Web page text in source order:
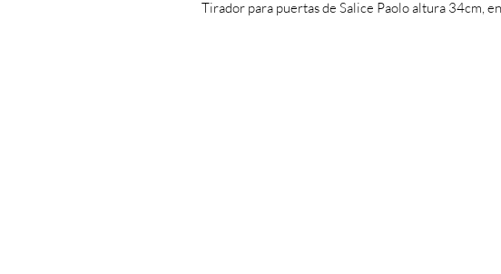
Tirador para puertas de Salice Paolo altura 34cm,